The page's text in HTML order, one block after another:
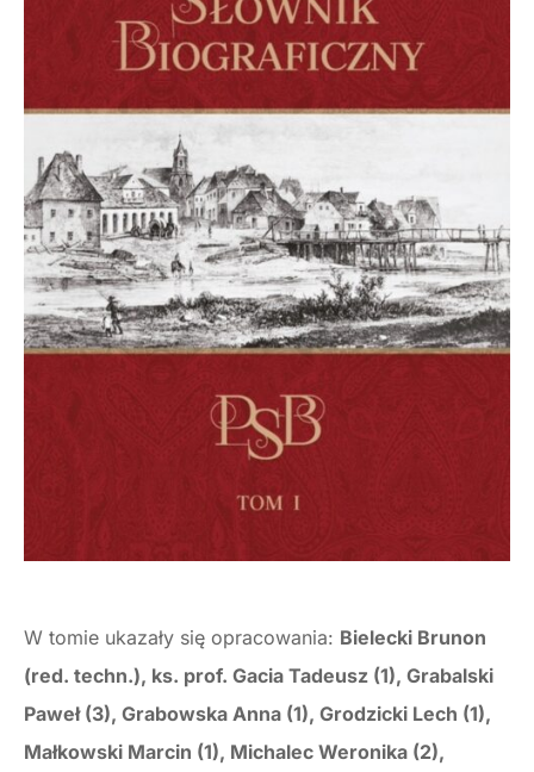
W tomie ukazały się opracowania: Bielecki Brunon
(red. techn.), ks. prof. Gacia Tadeusz (1), Grabalski
Paweł (3), Grabowska Anna (1), Grodzicki Lech (1),
Małkowski Marcin (1), Michalec Weronika (2),